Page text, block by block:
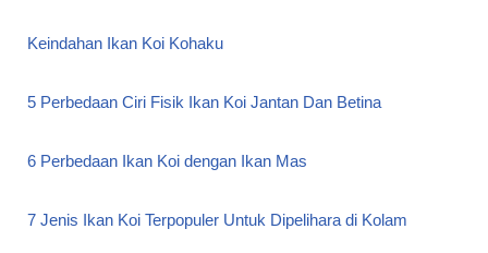
Keindahan Ikan Koi Kohaku
5 Perbedaan Ciri Fisik Ikan Koi Jantan Dan Betina
6 Perbedaan Ikan Koi dengan Ikan Mas
7 Jenis Ikan Koi Terpopuler Untuk Dipelihara di Kolam